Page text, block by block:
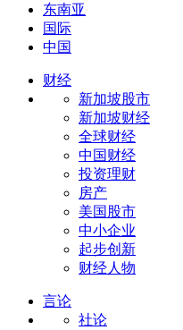
东南亚
国际
中国
财经
新加坡股市
新加坡财经
全球财经
中国财经
投资理财
房产
美国股市
中小企业
起步创新
财经人物
言论
社论